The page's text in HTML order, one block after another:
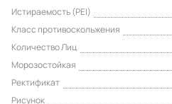
Истираемость (PEI)
Класс противоскольжения
Количество Лиц
Морозостойкая
Ректификат
Рисунок